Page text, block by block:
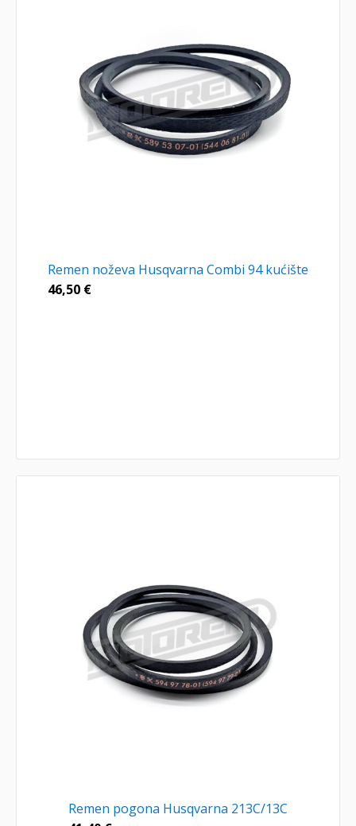
Remen noževa Husqvarna Combi 94 kućište
46,50 €
Remen pogona Husqvarna 213C/13C